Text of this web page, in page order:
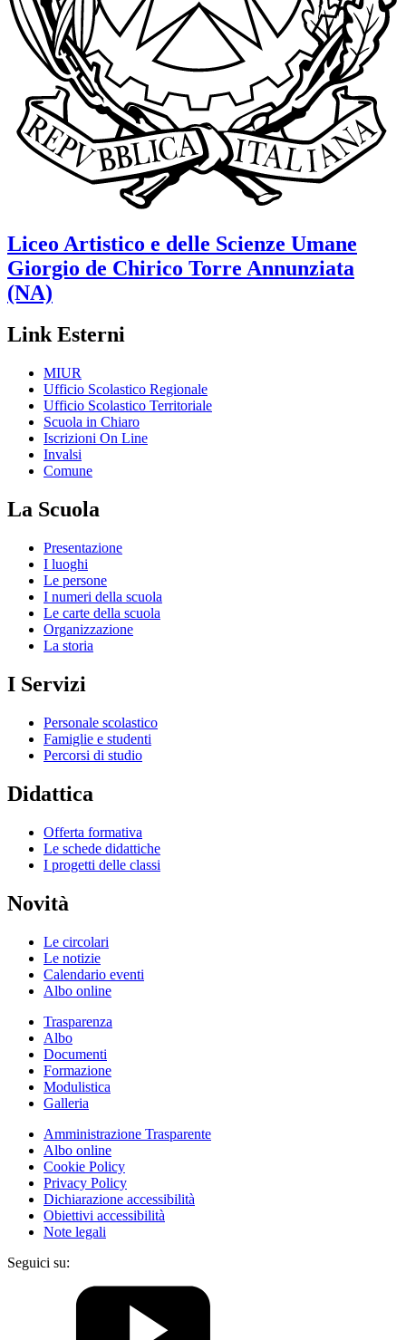
Liceo Artistico e delle Scienze Umane
Giorgio de Chirico Torre Annunziata
(NA)
Link Esterni
MIUR
Ufficio Scolastico Regionale
Ufficio Scolastico Territoriale
Scuola in Chiaro
Iscrizioni On Line
Invalsi
Comune
La Scuola
Presentazione
I luoghi
Le persone
I numeri della scuola
Le carte della scuola
Organizzazione
La storia
I Servizi
Personale scolastico
Famiglie e studenti
Percorsi di studio
Didattica
Offerta formativa
Le schede didattiche
I progetti delle classi
Novità
Le circolari
Le notizie
Calendario eventi
Albo online
Trasparenza
Albo
Documenti
Formazione
Modulistica
Galleria
Amministrazione Trasparente
Albo online
Cookie Policy
Privacy Policy
Dichiarazione accessibilità
Obiettivi accessibilità
Note legali
Seguici su: